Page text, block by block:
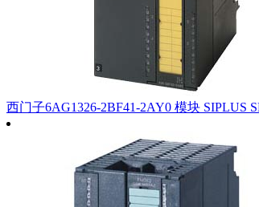
西门子6AG1326-2BF41-2AY0 模块 SIPLUS